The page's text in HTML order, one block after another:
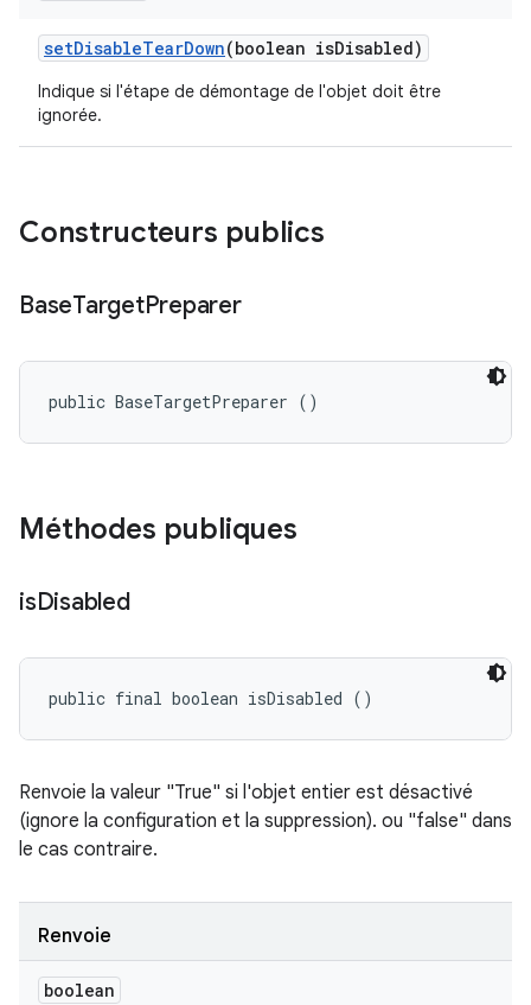
setDisableTearDown(boolean isDisabled)
Indique si l'étape de démontage de l'objet doit être
ignorée.
Constructeurs publics
BaseTargetPreparer
public BaseTargetPreparer ()
Méthodes publiques
isDisabled
public final boolean isDisabled ()
Renvoie la valeur "True" si l'objet entier est désactivé
(ignore la configuration et la suppression). ou "false" dans
le cas contraire.
Renvoie
boolean